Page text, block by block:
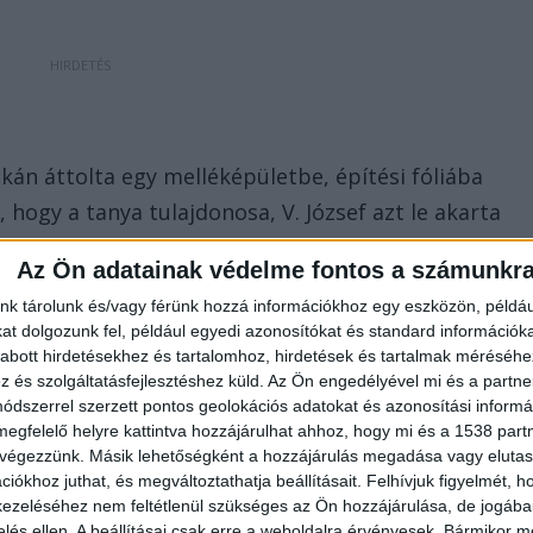
Az Ön adatainak védelme fontos a
tárolunk és/vagy férünk hozzá információkhoz egy eszközön,
dolgozunk fel, például egyedi azonosítókat és standard
hirdetésekhez és tartalomhoz, hirdetések és tartalmak
és szolgáltatásfejlesztéshez küld. Az Ön engedélyével mi és a
szerzett pontos geolokációs adatokat és azonosítási
helyre kattintva hozzájárulhat ahhoz, hogy mi és a 1538
Másik lehetőségként a hozzájárulás megadása vagy
juthat, és megváltoztathatja beállításait. Felhívjuk figyelmét,
nem feltétlenül szükséges az Ön hozzájárulása, de
áttolta egy melléképületbe, építési fóliába
a tanya tulajdonosa, V. József azt le akarta
V. József visszatért a tanyára, leszidta F.-et, hogy
egy kollégiumi társával fejezte be a
a gyilkosságra, a rendőrség Till Tamás
el, akikkel a rendőrség a sajtótájékoztatóval